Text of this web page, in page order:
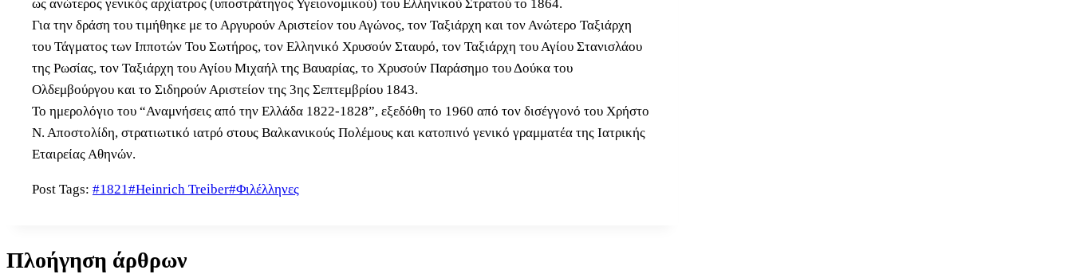
ως ανώτερος γενικός αρχίατρος (υποστράτηγος Υγειονομικού) του Ελληνικού Στρατού το 1864.
Για την δράση του τιμήθηκε με το Αργυρούν Αριστείον του Αγώνος, τον Ταξιάρχη και τον Ανώτερο Ταξιάρχη
του Τάγματος των Ιπποτών Του Σωτήρος, τον Ελληνικό Χρυσούν Σταυρό, τον Ταξιάρχη του Αγίου Στανισλάου
της Ρωσίας, τον Ταξιάρχη του Αγίου Μιχαήλ της Βαυαρίας, το Χρυσούν Παράσημο του Δούκα του
Ολδεμβούργου και το Σιδηρούν Αριστείον της 3ης Σεπτεμβρίου 1843.
Το ημερολόγιο του “Αναμνήσεις από την Ελλάδα 1822-1828”, εξεδόθη το 1960 από τον δισέγγονό του Χρήστο
Ν. Αποστολίδη, στρατιωτικό ιατρό στους Βαλκανικούς Πολέμους και κατοπινό γενικό γραμματέα της Ιατρικής
Εταιρείας Αθηνών.
Post Tags: #1821#Heinrich Treiber#Φιλέλληνες
Πλοήγηση άρθρων